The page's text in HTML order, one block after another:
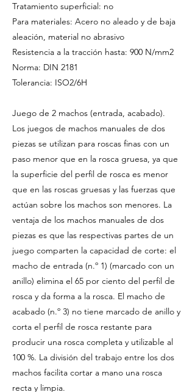
Tratamiento superficial: no
Para materiales: Acero no aleado y de baja
aleación, material no abrasivo
Resistencia a la tracción hasta: 900 N/mm2
Norma: DIN 2181
Tolerancia: ISO2/6H
Juego de 2 machos (entrada, acabado).
Los juegos de machos manuales de dos
piezas se utilizan para roscas finas con un
paso menor que en la rosca gruesa, ya que
la superficie del perfil de rosca es menor
que en las roscas gruesas y las fuerzas que
actúan sobre los machos son menores. La
ventaja de los machos manuales de dos
piezas es que las respectivas partes de un
juego comparten la capacidad de corte: el
macho de entrada (n.º 1) (marcado con un
anillo) elimina el 65 por ciento del perfil de
rosca y da forma a la rosca. El macho de
acabado (n.º 3) no tiene marcado de anillo y
corta el perfil de rosca restante para
producir una rosca completa y utilizable al
100 %. La división del trabajo entre los dos
machos facilita cortar a mano una rosca
recta y limpia.